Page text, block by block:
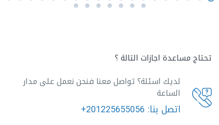
تحتاج مساعدة اجازات التالة ؟
لديك اسئلة؟ تواصل معنا فنحن نعمل على مدار
الساعة
اتصل بنا: +201225655056